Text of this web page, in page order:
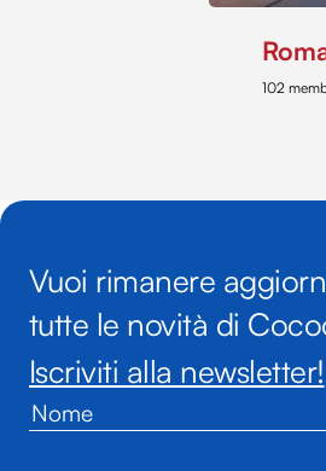
102
Vuoi rimanere
tutte le novità di
Iscriviti alla newsletter!